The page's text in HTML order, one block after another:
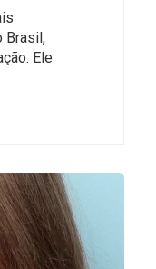
Brasil,
Ele